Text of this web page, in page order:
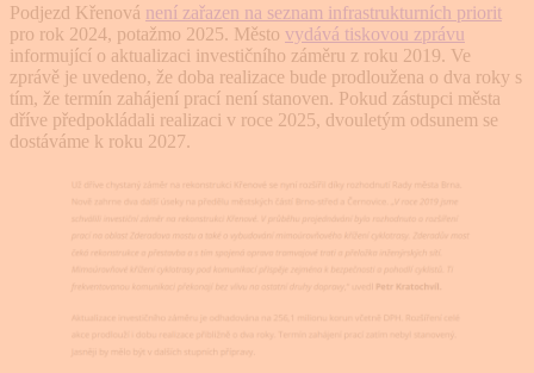
Podjezd Křenová není zařazen na seznam infrastrukturních priorit
pro rok 2024, potažmo 2025. Město vydává tiskovou zprávu
informující o aktualizaci investičního záměru z roku 2019. Ve
zprávě je uvedeno, že doba realizace bude prodloužena o dva roky s
tím, že termín zahájení prací není stanoven. Pokud zástupci města
dříve předpokládali realizaci v roce 2025, dvouletým odsunem se
dostáváme k roku 2027.